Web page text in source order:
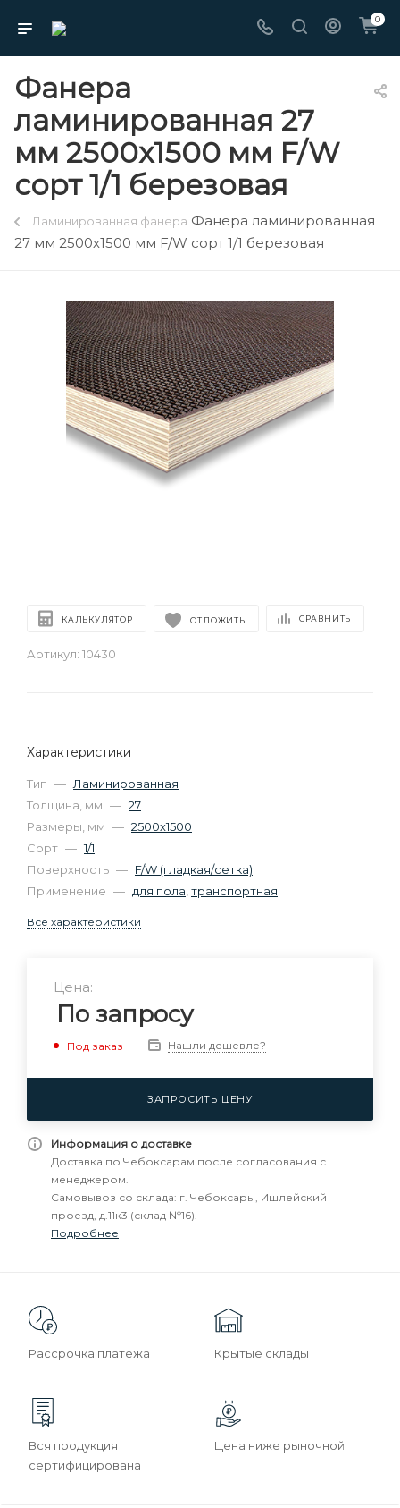
0
Фанера
ламинированная 27
мм 2500х1500 мм F/W
сорт 1/1 березовая
Ламинированная фанера Фанера ламинированная
27 мм 2500х1500 мм F/W сорт 1/1 березовая
КАЛЬКУЛЯТОР ОТЛОЖИТЬ СРАВНИТЬ
Артикул: 10430
Характеристики
Тип — Ламинированная
Толщина, мм — 27
Размеры, мм — 2500х1500
Сорт — 1/1
Поверхность — F/W (гладкая/сетка)
Применение — для пола транспортная
Все характеристики
Цена:
По запросу
Под заказ Нашли дешевле?
ЗАПРОСИТЬ ЦЕНУ
Информация о доставке
Доставка по Чебоксарам после согласования с
менеджером.
Самовывоз со склада: г. Чебоксары, Ишлейский
проезд, д.11к3 (склад №16).
Подробнее
Рассрочка платежа Крытые склады
Вся продукция
сертифицирована
Цена ниже рыночной